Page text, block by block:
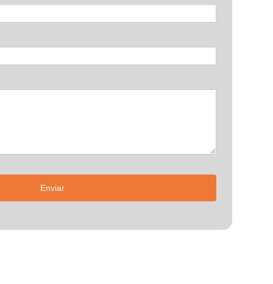
Enviar